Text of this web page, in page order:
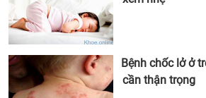
Bệnh chốc lở ở
cần thận trọng